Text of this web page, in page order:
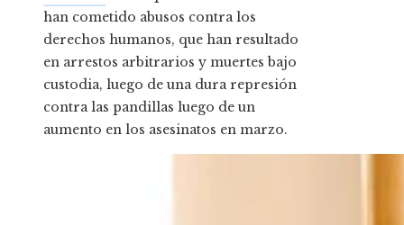
han cometido abusos contra los
derechos humanos, que han resultado
en arrestos arbitrarios y muertes bajo
custodia, luego de una dura represión
contra las pandillas luego de un
aumento en los asesinatos en marzo.